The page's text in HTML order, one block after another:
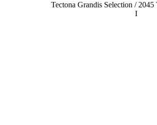
Tectona Grandis Selection /
I